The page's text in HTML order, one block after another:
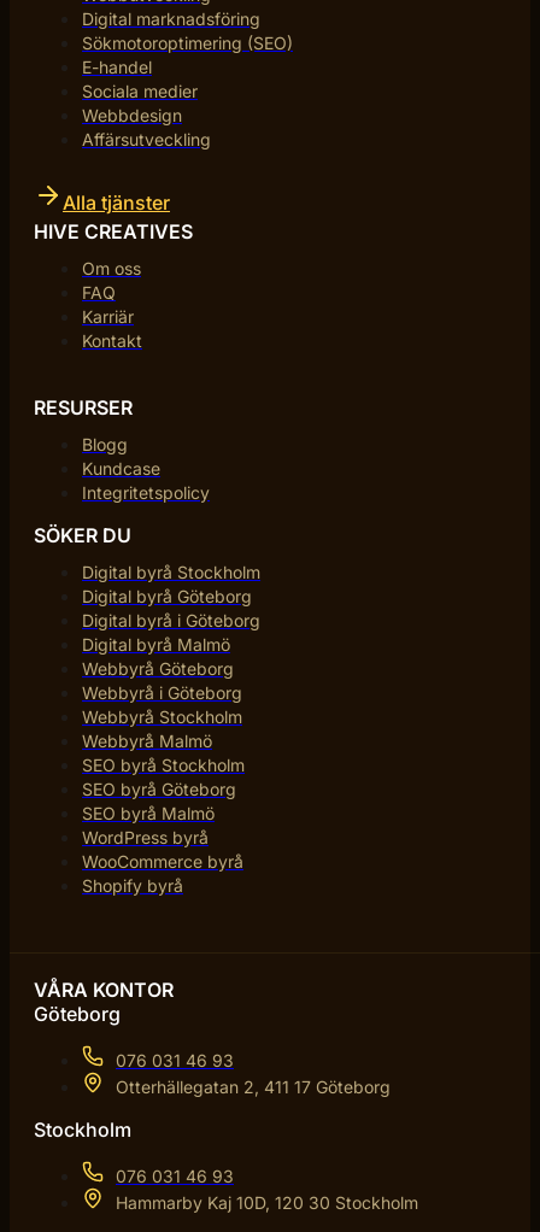
Digital marknadsföring
Sökmotoroptimering (SEO)
E-handel
Sociala medier
Webbdesign
Affärsutveckling
Alla tjänster
HIVE CREATIVES
Om oss
FAQ
Karriär
Kontakt
RESURSER
Blogg
Kundcase
Integritetspolicy
SÖKER DU
Digital byrå Stockholm
Digital byrå Göteborg
Digital byrå i Göteborg
Digital byrå Malmö
Webbyrå Göteborg
Webbyrå i Göteborg
Webbyrå Stockholm
Webbyrå Malmö
SEO byrå Stockholm
SEO byrå Göteborg
SEO byrå Malmö
WordPress byrå
WooCommerce byrå
Shopify byrå
VÅRA KONTOR
Göteborg
076 031 46 93
Otterhällegatan 2, 411 17 Göteborg
Stockholm
076 031 46 93
Hammarby Kaj 10D, 120 30 Stockholm